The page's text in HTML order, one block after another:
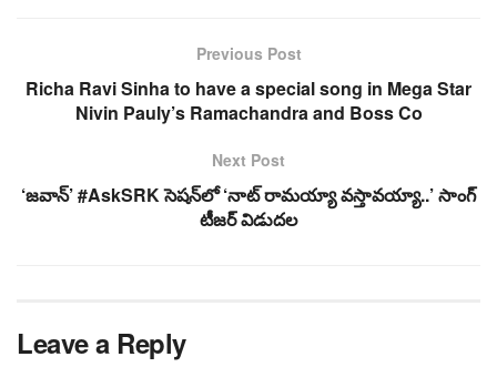
Previous Post
Richa Ravi Sinha to have a special song in Mega Star
Nivin Pauly’s Ramachandra and Boss Co
Next Post
‘జ‌వాన్’ #AskSRK సెష‌న్‌లో ‘నాట్ రామ‌య్యా వ‌స్తావ‌య్యా..’ సాంగ్
టీజర్ విడుదల
Leave a Reply